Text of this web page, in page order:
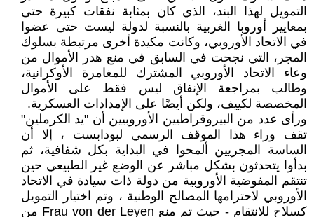
التمويل لهذا البند، الذي كان بمثابة نفقات كبيرة حتى
بمعايير أوروبا الغربية بالنسبة لدولة ليست حتى عضوا
في الاتحاد الأوروبي، وكانت مكيدة أخرى مرتبطة بسلوك
المجر، التي نجحت في السابق في منع هدر الأموال من
وعاء الاتحاد الأوروبي المشترك للمغامرة الأوكرانية،
وطالب بمراجعة الإنفاق ليس فقط على الأموال
المخصصة لكييف، ولكن أيضًا على الإمدادات العسكرية.
ورأى عدد من البيروقراطيين الأوروبيين أن "يد الكرملين"
تقف وراء هذا الموقف الرسمي لبودابست ، إلا أن
الساسة المجريين ألمحوا في البداية بكل شفافية، ثم
بدأوا يتحدثون بشكل مباشر عن الوضع غير الطبيعي حين
تنتقم المفوضية الأوروبية من دولة ذات سيادة في الاتحاد
الأوروبي لاحترامها المصالح الوطنية ، وتم اختيار التمويل
كسلاح للانتقام - حيث تم منع Frau von der Leyen من